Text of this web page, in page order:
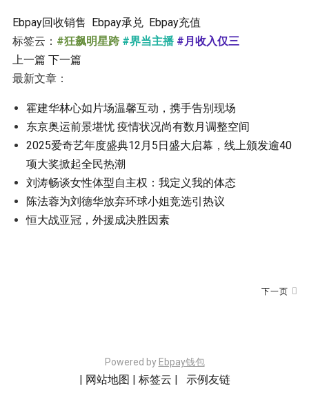
Ebpay回收销售 Ebpay承兑 Ebpay充值
标签云： #狂飙明星跨 #界当主播 #月收入仅三
上一篇 下一篇
最新文章：
霍建华林心如片场温馨互动，携手告别现场
东京奥运前景堪忧 疫情状况尚有数月调整空间
2025爱奇艺年度盛典12月5日盛大启幕，线上颁发逾40
项大奖掀起全民热潮
刘涛畅谈女性体型自主权：我定义我的体态
陈法蓉为刘德华放弃环球小姐竞选引热议
恒大战亚冠，外援成决胜因素
下一页
Powered by Ebpay钱包
| 网站地图 | 标签云 | 示例友链